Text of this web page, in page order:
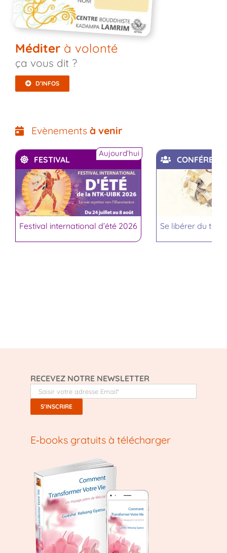
Méditerà volonté
ça vous dit ?
D’INFOS
Evènements à venir
FESTIVAL
Aujourd’hui
Festival international d’été 2026 Se libérer du
RECEVEZ NOTRE NEWSLETTER
E‑books gratuits à télécharger